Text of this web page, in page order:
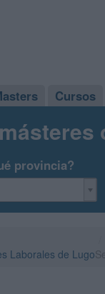
Cursos
provincia?
Laborales de Lugo